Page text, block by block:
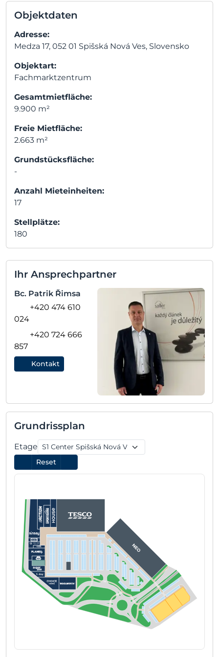
Objektdaten
Adresse:
Medza 17, 052 01 Spišská Nová Ves, Slovensko
Objektart:
Fachmarktzentrum
Gesamtmietfläche:
9.900 m²
Freie Mietfläche:
2.663 m²
Grundstücksfläche:
-
Anzahl Mieteinheiten:
17
Stellplätze:
180
Ihr Ansprechpartner
Bc. Patrik Řimsa
+420 474 610
024
+420 724 666
857
Kontakt
Grundrissplan
Etage
Reset